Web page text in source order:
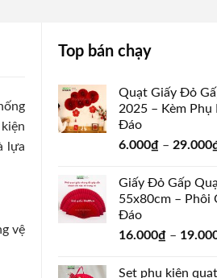
lựa
vệ
Top bán chạy
Quạt Giấy Đỏ
2025 – Kèm
Đáo
6.000₫ – 29.000
Giấy Đỏ Gấp
55x80cm – Phôi
Đáo
16.000₫ –
Set phụ kiện